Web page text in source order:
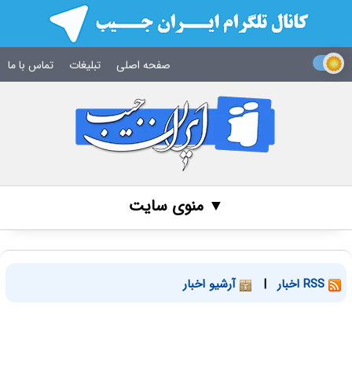
صفحه اصلی تبلیغات تماس با ما
▼ منوی سایت
| آرشیو اخبار